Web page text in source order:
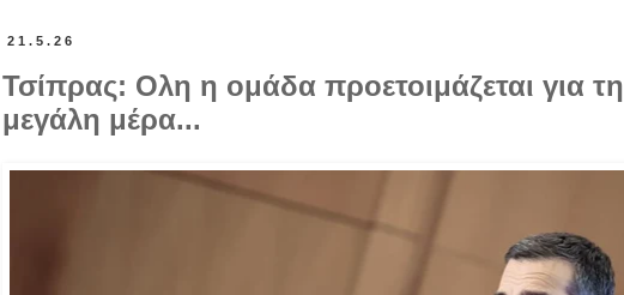
21.5.26
Τσίπρας: Ολη η ομάδα προετοιμάζεται για τη
μεγάλη μέρα...